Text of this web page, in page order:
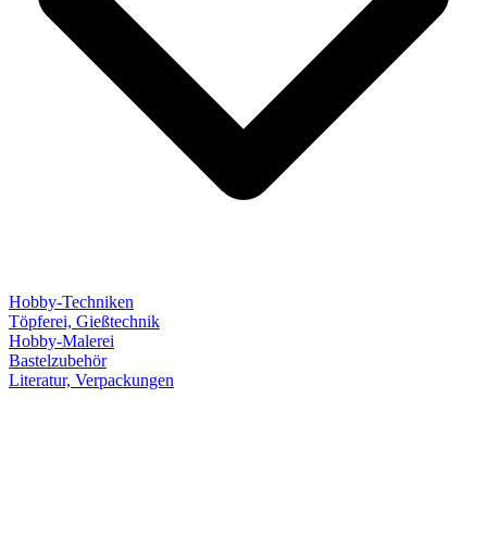
Hobby-Techniken
Töpferei, Gießtechnik
Hobby-Malerei
Bastelzubehör
Literatur, Verpackungen